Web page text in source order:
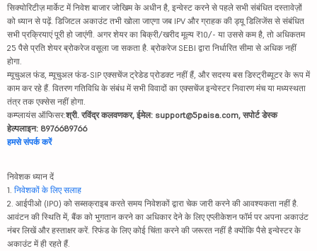
सिक्योरिटीज़ मार्केट में निवेश बाजार जोखिम के अधीन है, इन्वेस्ट करने से पहले सभी संबंधित दस्तावेज़ों
को ध्यान से पढ़ें. डिजिटल अकाउंट तभी खोला जाएगा जब IPV और ग्राहक की ड्यू डिलिजेंस से संबंधित
सभी प्रक्रियाएं पूरी हो जाएंगी. अगर शेयर का बिक्री/खरीद मूल्य ₹10/- या उससे कम है, तो अधिकतम
25 पैसे प्रति शेयर ब्रोकरेज वसूला जा सकता है. ब्रोकरेज SEBI द्वारा निर्धारित सीमा से अधिक नहीं
होगा.
म्यूचुअल फंड, म्यूचुअल फंड-SIP एक्सचेंज ट्रेडेड प्रोडक्ट नहीं हैं, और सदस्य बस डिस्ट्रीब्यूटर के रूप में
काम कर रहे हैं. वितरण गतिविधि के संबंध में सभी विवादों का एक्सचेंज इन्वेस्टर निवारण मंच या मध्यस्थता
तंत्र तक एक्सेस नहीं होगा.
कम्प्लायंस ऑफिसर:श्री. रविंद्र कलवणकर, ईमेल: support@5paisa.com, सपोर्ट डेस्क
हेल्पलाइन: 8976689766
हमसे संपर्क करें
निवेशक ध्यान दें
1. निवेशकों के लिए सलाह
2. आईपीओ (IPO) को सब्सक्राइब करते समय निवेशकों द्वारा चेक जारी करने की आवश्यकता नहीं है.
आवंटन की स्थिति में, बैंक को भुगतान करने का अधिकार देने के लिए एप्लीकेशन फॉर्म पर अपना अकाउंट
नंबर लिखें और हस्ताक्षर करें. रिफंड के लिए कोई चिंता करने की जरूरत नहीं है क्योंकि पैसे इन्वेस्टर के
अकाउंट में ही रहते हैं.